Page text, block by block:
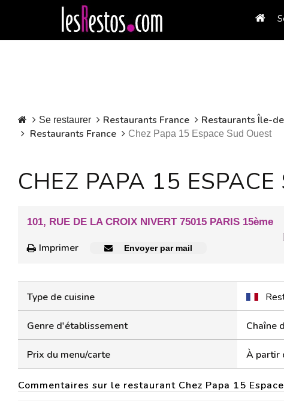
Se restaurer Restaurants France Restaurants Île-
Restaurants France
Chez Papa 15 Espace Sud Ouest
CHEZ PAPA 15
101, RUE DE LA CROIX NIVERT 75015 PARIS 15ème
Imprimer
Envoyer par mail
Type de cuisine
Genre d'établissement Chaîne
Prix du menu/carte À partir
Commentaires sur le restaurant Chez Papa 15